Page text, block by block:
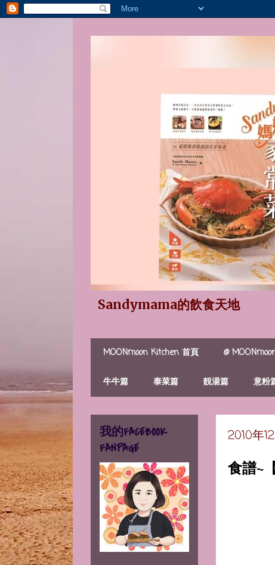
Sandymama的飲食天地
MOONmoon Kitchen 首頁 @
牛牛篇 泰菜篇 靚湯篇 意粉
2010年
食譜~
我的FACEBOOK
FANPAGE